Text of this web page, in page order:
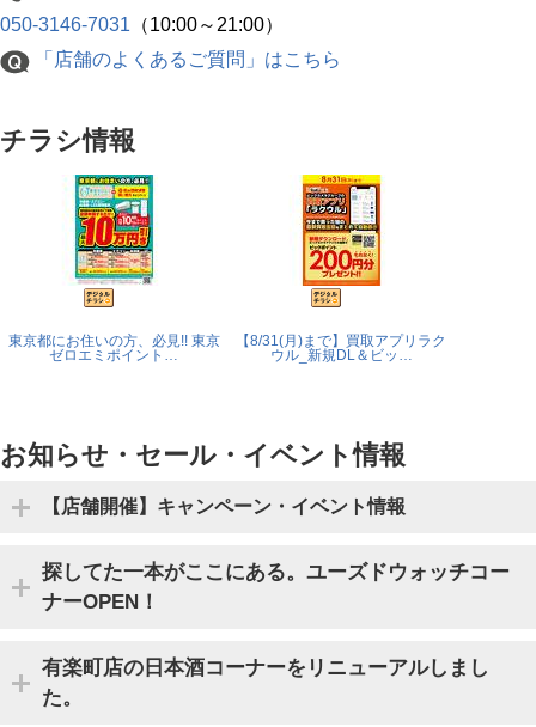
050-3146-7031 （10:00～21:00）
「店舗のよくあるご質問」はこちら
チラシ情報
東京都にお住いの方、必見!! 東京
ゼロエミポイント…
【8/31(月)まで】買取アプリラク
ウル_新規DL＆ビッ…
お知らせ・セール・イベント情報
【店舗開催】キャンペーン・イベント情報
探してた一本がここにある。ユーズドウォッチコー
ナーOPEN！
有楽町店の日本酒コーナーをリニューアルしまし
た。